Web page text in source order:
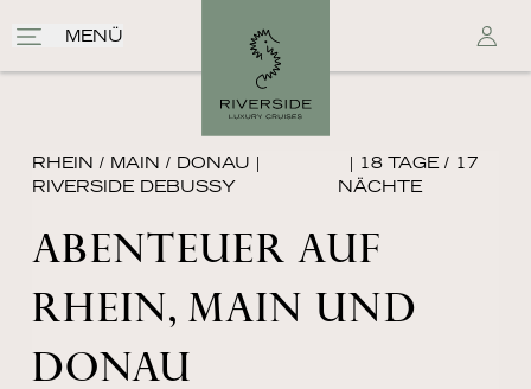
MENÜ
RHEIN / MAIN / DONAU |
RIVERSIDE DEBUSSY
| 18 TAGE / 17
NÄCHTE
ABENTEUER AUF
RHEIN, MAIN UND
DONAU